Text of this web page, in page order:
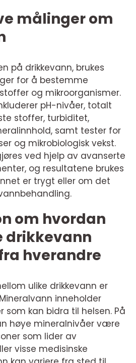
målinger om
på drikkevann, brukes
for å bestemme
og mikroorganismer.
pH-nivåer, totalt
stoffer, turbiditet,
samt tester for
og mikrobiologisk vekst.
ved hjelp av avanserte
og resultatene brukes
er trygt eller om det
om hvordan
drikkevann
hverandre
ulike drikkevann er
inneholder
som kan bidra til helsen. På
høye mineralnivåer være
som lider av
visse medisinske